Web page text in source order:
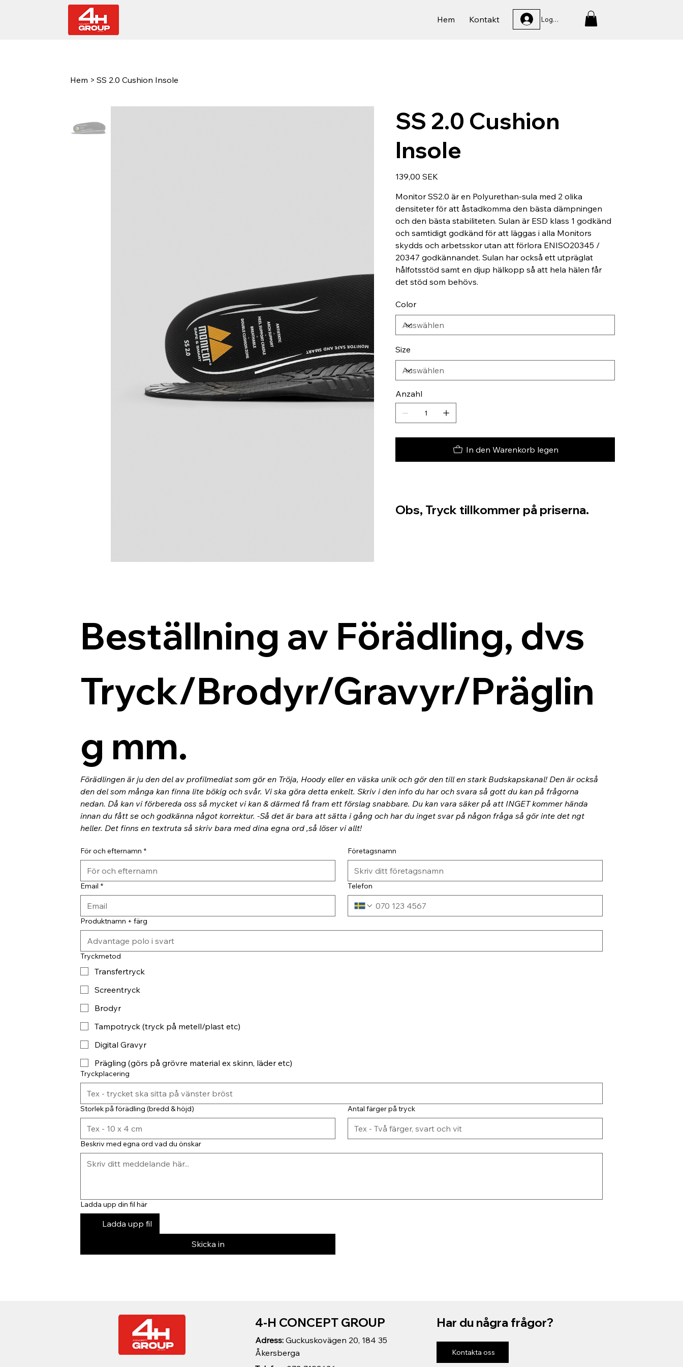
Hem Kontakt Logga In
Hem > SS 2.0 Cushion Insole
SS 2.0 Cushion
Insole
Preis
139,00 SEK
Monitor SS2.0 är en Polyurethan-sula med 2 olika
densiteter för att åstadkomma den bästa dämpningen
och den bästa stabiliteten. Sulan är ESD klass 1 godkänd
och samtidigt godkänd för att läggas i alla Monitors
skydds och arbetsskor utan att förlora ENISO20345 /
20347 godkännandet. Sulan har också ett utpräglat
hålfotsstöd samt en djup hälkopp så att hela hälen får
det stöd som behövs.
Color
Size
Anzahl
In den Warenkorb legen
Obs, Tryck tillkommer på priserna.
Beställning av Förädling, dvs
Tryck/Brodyr/Gravyr/Präglin
g mm.
Förädlingen är ju den del av profilmediat som gör en Tröja, Hoody eller en väska unik och gör den till en stark Budskapskanal! Den är också
den del som många kan finna lite bökig och svår. Vi ska göra detta enkelt. Skriv i den info du har och svara så gott du kan på frågorna
nedan. Då kan vi förbereda oss så mycket vi kan & därmed få fram ett förslag snabbare. Du kan vara säker på att INGET kommer hända
innan du fått se och godkänna något korrektur. -Så det är bara att sätta i gång och har du inget svar på någon fråga så gör inte det ngt
heller. Det finns en textruta så skriv bara med dina egna ord ,så löser vi allt!
För och efternamn * Företagsnamn
Email * Telefon
Produktnamn + färg
Tryckmetod
Transfertryck
Screentryck
Brodyr
Tampotryck (tryck på metell/plast etc)
Digital Gravyr
Prägling (görs på grövre material ex skinn, läder etc)
Tryckplacering
Storlek på förädling (bredd & höjd) Antal färger på tryck
Beskriv med egna ord vad du önskar
Ladda upp din fil här
Ladda upp fil
Skicka in
Adress: Guckuskovägen 20, 184 35
Åkersberga
4-H CONCEPT GROUP Har du några frågor?
Kontakta oss